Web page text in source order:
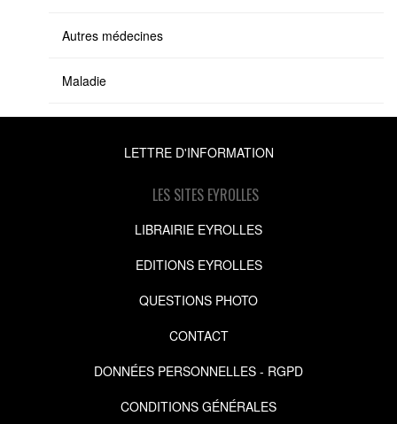
Autres médecines
Maladie
LETTRE D'INFORMATION
LES SITES EYROLLES
LIBRAIRIE EYROLLES
EDITIONS EYROLLES
QUESTIONS PHOTO
CONTACT
DONNÉES PERSONNELLES - RGPD
CONDITIONS GÉNÉRALES